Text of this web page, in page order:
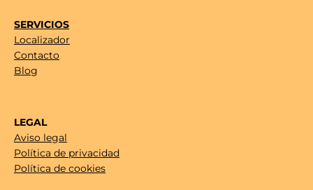
SERVICIOS
Localizador
Contacto
Blog
LEGAL
Aviso legal
Política de privacidad
Política de cookies